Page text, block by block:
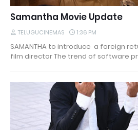
Samantha Movie Update
TELUGUCINEMAS 1:36 PM
SAMANTHA to introduce a foreign
film director The trend of software